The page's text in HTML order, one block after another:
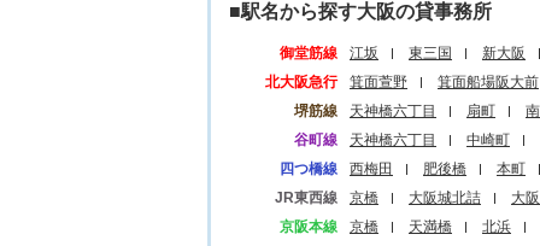
■駅名から探す大阪の貸事務所
御堂筋線 江坂 東三国
新大阪
北大阪急行
箕面萱野
箕面船場阪大前
堺筋線
天神橋六丁目 扇町
谷町線
天神橋六丁目
中崎町
四つ橋線
西梅田 肥後橋
本町
JR東西線
京橋 大阪城北詰
大
京阪本線
京橋 天満橋
北浜